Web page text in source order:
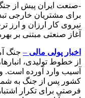
-صنعت ایران پیش از
برای مشتریان خارجی
نیروی کار ارزان و
آغاز صنعتی مبتنی بر
اخبار پولی مالی – جنگ
از خطوط تولیدی،
آسیب وارد آورده است.
کشور پس از جنگ به
فرصتی برای تکرار